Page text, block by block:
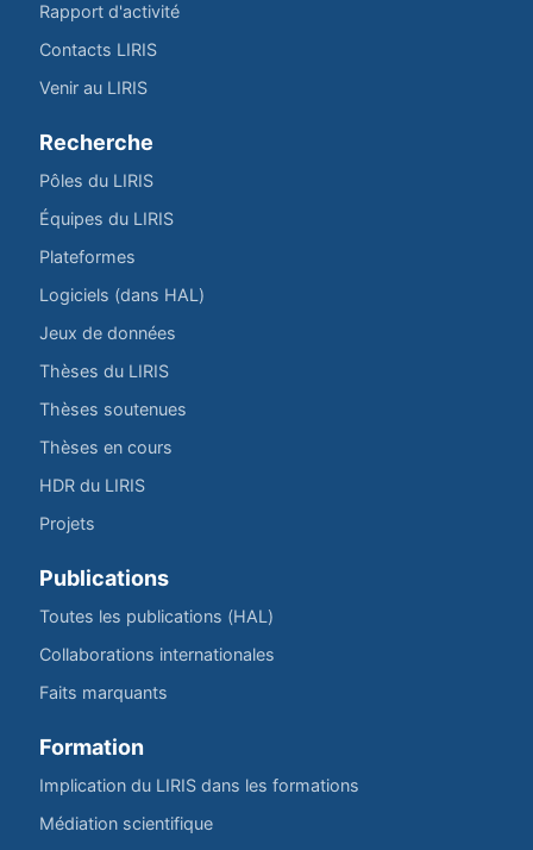
Rapport d'activité
Contacts LIRIS
Venir au LIRIS
Recherche
Pôles du LIRIS
Équipes du LIRIS
Plateformes
Logiciels (dans HAL)
Jeux de données
Thèses du LIRIS
Thèses soutenues
Thèses en cours
HDR du LIRIS
Projets
Publications
Toutes les publications (HAL)
Collaborations internationales
Faits marquants
Formation
Implication du LIRIS dans les formations
Médiation scientifique